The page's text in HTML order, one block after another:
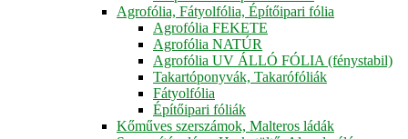
Agrofólia, Fátyolfólia, Építőipari fólia
Agrofólia FEKETE
Agrofólia NATÚR
Agrofólia UV ÁLLÓ FÓLIA (fénystabil)
Takartóponyvák, Takarófóliák
Fátyolfólia
Építőipari fóliák
Kőműves szerszámok, Malteros ládák